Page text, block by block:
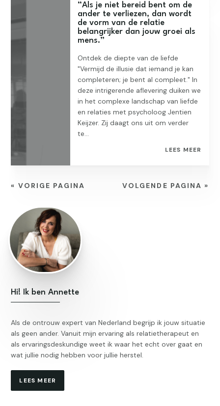
“Als je niet bereid bent om de
ander te verliezen, dan wordt
de vorm van de relatie
belangrijker dan jouw groei als
mens.”
Ontdek de diepte van de liefde
"Vermijd de illusie dat iemand je kan
completeren; je bent al compleet." In
deze intrigerende aflevering duiken we
in het complexe landschap van liefde
en relaties met psycholoog Jentien
Keijzer. Zij daagt ons uit om verder
te...
LEES MEER
« VORIGE PAGINA VOLGENDE PAGINA »
Hi! Ik ben Annette
Als de ontrouw expert van Nederland begrijp ik jouw situatie
als geen ander. Vanuit mijn ervaring als relatietherapeut en
als ervaringsdeskundige weet ik waar het echt over gaat en
wat jullie nodig hebben voor jullie herstel.
LEES MEER